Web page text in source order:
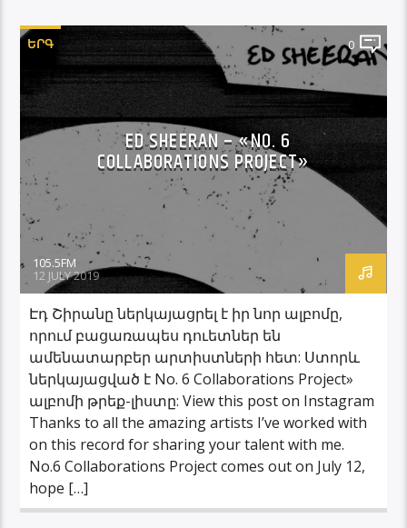
ԵՐԳ 0
ED SHEERAN – «NO. 6
COLLABORATIONS PROJECT»
105.5FM
12 JULY 2019
Էդ Շիրանը ներկայացրել է իր նոր ալբոմը,
որում բացառապես դուետներ են
ամենատարբեր արտիստների հետ: Ստորև
ներկայացված է No. 6 Collaborations Project»
ալբոմի թրեք-լիստը: View this post on Instagram
Thanks to all the amazing artists I’ve worked with
on this record for sharing your talent with me.
No.6 Collaborations Project comes out on July 12,
hope […]